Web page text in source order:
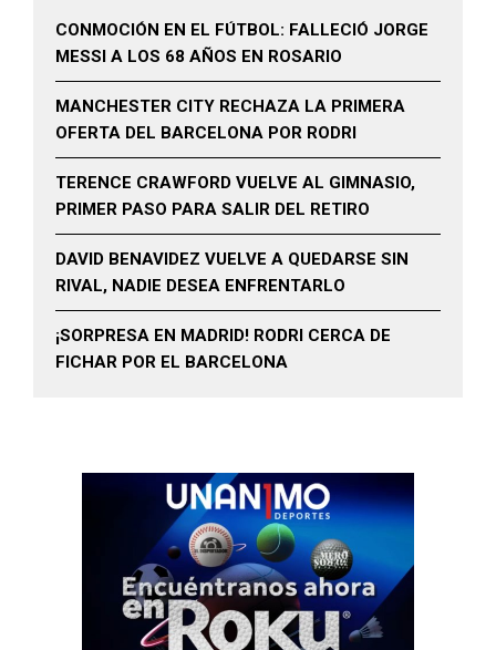
CONMOCIÓN EN EL FÚTBOL: FALLECIÓ JORGE
MESSI A LOS 68 AÑOS EN ROSARIO
MANCHESTER CITY RECHAZA LA PRIMERA
OFERTA DEL BARCELONA POR RODRI
TERENCE CRAWFORD VUELVE AL GIMNASIO,
PRIMER PASO PARA SALIR DEL RETIRO
DAVID BENAVIDEZ VUELVE A QUEDARSE SIN
RIVAL, NADIE DESEA ENFRENTARLO
¡SORPRESA EN MADRID! RODRI CERCA DE
FICHAR POR EL BARCELONA